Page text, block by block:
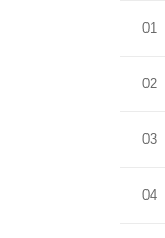
01
02
03
04